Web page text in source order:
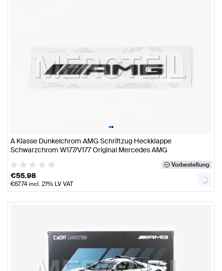
••
A Klasse Dunkelchrom AMG Schriftzug Heckklappe
Schwarzchrom W177/V177 Original Mercedes AMG
Vorbestellung
€55.98
€67.74incl. 21% LV VAT